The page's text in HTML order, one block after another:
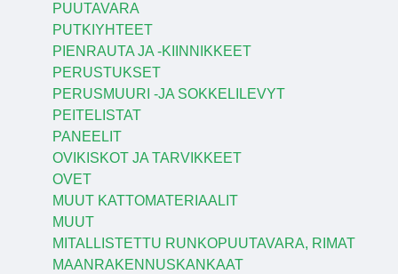
PUUTAVARA
PUTKIYHTEET
PIENRAUTA JA -KIINNIKKEET
PERUSTUKSET
PERUSMUURI -JA SOKKELILEVYT
PEITELISTAT
PANEELIT
OVIKISKOT JA TARVIKKEET
OVET
MUUT KATTOMATERIAALIT
MUUT
MITALLISTETTU RUNKOPUUTAVARA, RIMAT
MAANRAKENNUSKANKAAT